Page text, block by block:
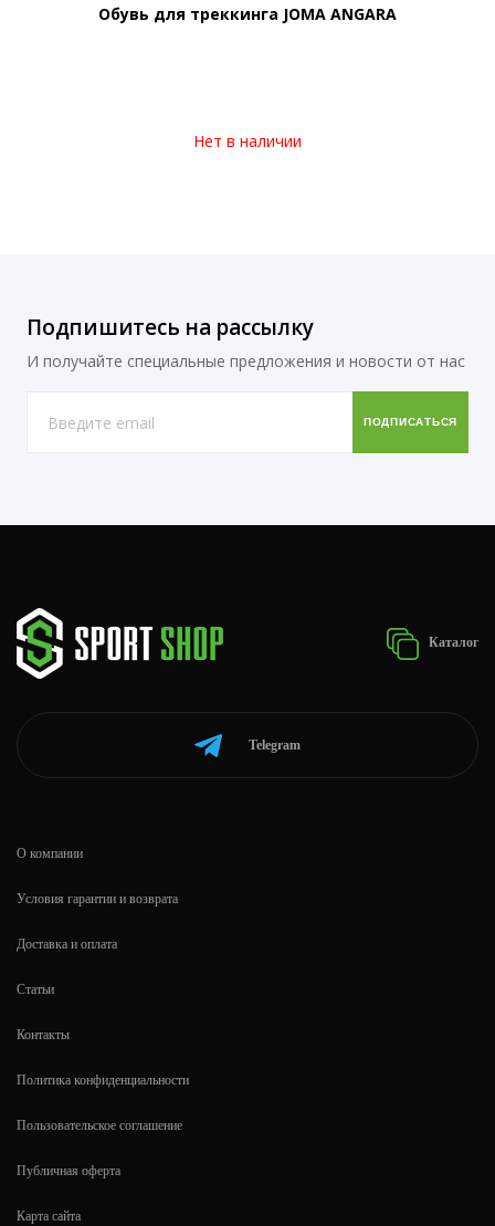
Обувь для треккинга JOMA ANGARA
Нет в наличии
Подпишитесь на рассылку
И получайте специальные предложения и новости от нас
Каталог
Telegram
О компании
Условия гарантии и возврата
Доставка и оплата
Статьи
Контакты
Политика конфиденциальности
Пользовательское соглашение
Публичная оферта
Карта сайта